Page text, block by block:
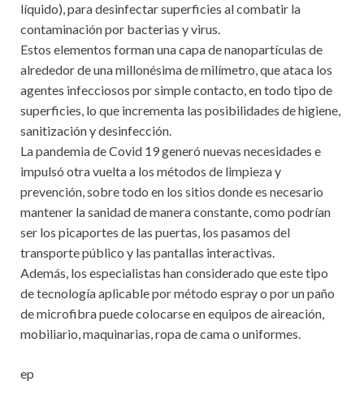
líquido), para desinfectar superficies al combatir la
contaminación por bacterias y virus.
Estos elementos forman una capa de nanopartículas de
alrededor de una millonésima de milímetro, que ataca los
agentes infecciosos por simple contacto, en todo tipo de
superficies, lo que incrementa las posibilidades de higiene,
sanitización y desinfección.
La pandemia de Covid 19 generó nuevas necesidades e
impulsó otra vuelta a los métodos de limpieza y
prevención, sobre todo en los sitios donde es necesario
mantener la sanidad de manera constante, como podrían
ser los picaportes de las puertas, los pasamos del
transporte público y las pantallas interactivas.
Además, los especialistas han considerado que este tipo
de tecnología aplicable por método espray o por un paño
de microfibra puede colocarse en equipos de aireación,
mobiliario, maquinarias, ropa de cama o uniformes.
ep